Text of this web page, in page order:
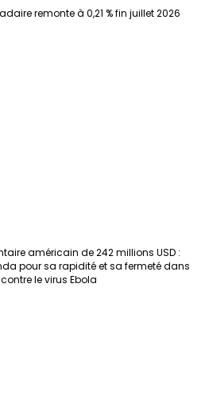
remonte à 0,21 % fin juillet 2026
américain de 242 millions USD :
pour sa rapidité et sa fermeté dans
le virus Ebola